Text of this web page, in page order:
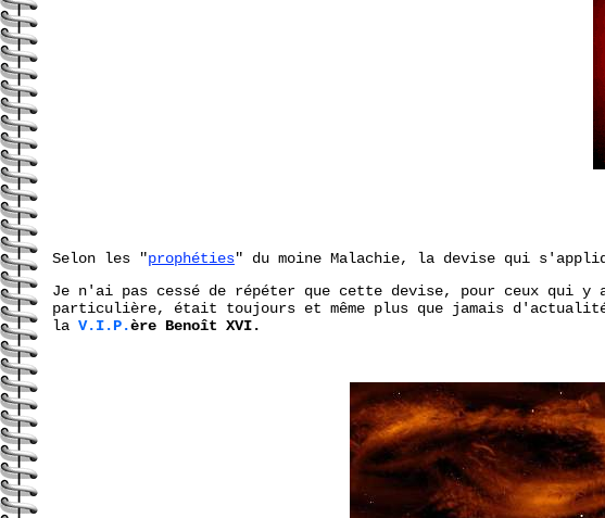
Selon les "prophéties" du moine Malachie, la devise qui
Je n'ai pas cessé de répéter que cette devise, pour ceux qui y
particulière, était toujours et même plus que jamais
la V.I.P.ère Benoît XVI.